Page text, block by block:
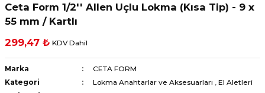
ve Multimetreler
ve Penseler
Ceta Form 1/2'' Allen Uçlu Lokma (Kısa Tip) - 9 x
55 mm / Kartlı
299,47 ₺ KDV Dahil
Marka
CETA FORM
Kategori
Lokma Anahtarlar ve Aksesuarları , El Aletleri